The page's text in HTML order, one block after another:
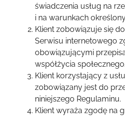
świadczenia usług na
i na warunkach
Klient zobowiązuje się
Serwisu internetowego
obowiązującymi
współżycia społecznego.
Klient korzystający z
zobowiązany jest do
niniejszego Regulaminu.
Klient wyraża zgodę na